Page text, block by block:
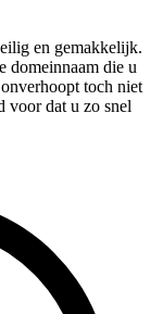
en gemakkelijk.
domeinnaam die u
toch niet
voor dat u zo snel